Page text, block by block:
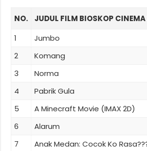
NO.
JUDUL FILM BIOSKOP
1
Jumbo
2
Komang
3
Norma
4
Pabrik Gula
5
A Minecraft Movie (IMAX 2D)
6
Alarum
7
Anak Medan: Cocok Ko